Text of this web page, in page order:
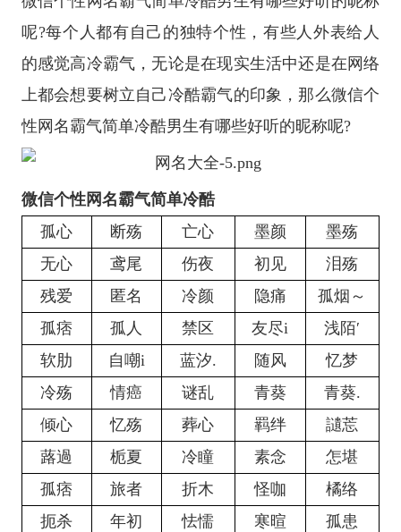
呢?每个人都有自己的独特个性，有些人外表给人
的感觉高冷霸气，无论是在现实生活中还是在网络
上都会想要树立自己冷酷霸气的印象，那么微信个
性网名霸气简单冷酷男生有哪些好听的昵称呢?
微信个性网名霸气简单冷酷
孤心
断殇 亡心 墨颜
墨殇
无心
鸢尾 伤夜 初见
泪殇
残爱
匿名 冷颜 隐痛
孤烟～
孤痞
孤人 禁区 友尽i
浅陌′
软肋
自嘲i 蓝汐. 随风
忆梦
冷殇
情癌 谜乱 青葵
青葵.
倾心
忆殇 葬心 羁绊
讉莣
蕗過
栀夏 冷瞳 素念
怎堪
孤痞
旅者 折木 怪咖
橘络
扼杀
年初 怯懦 寒暄
孤患